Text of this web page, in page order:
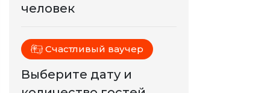
человек
Счастливый ваучер
Выберите дату и